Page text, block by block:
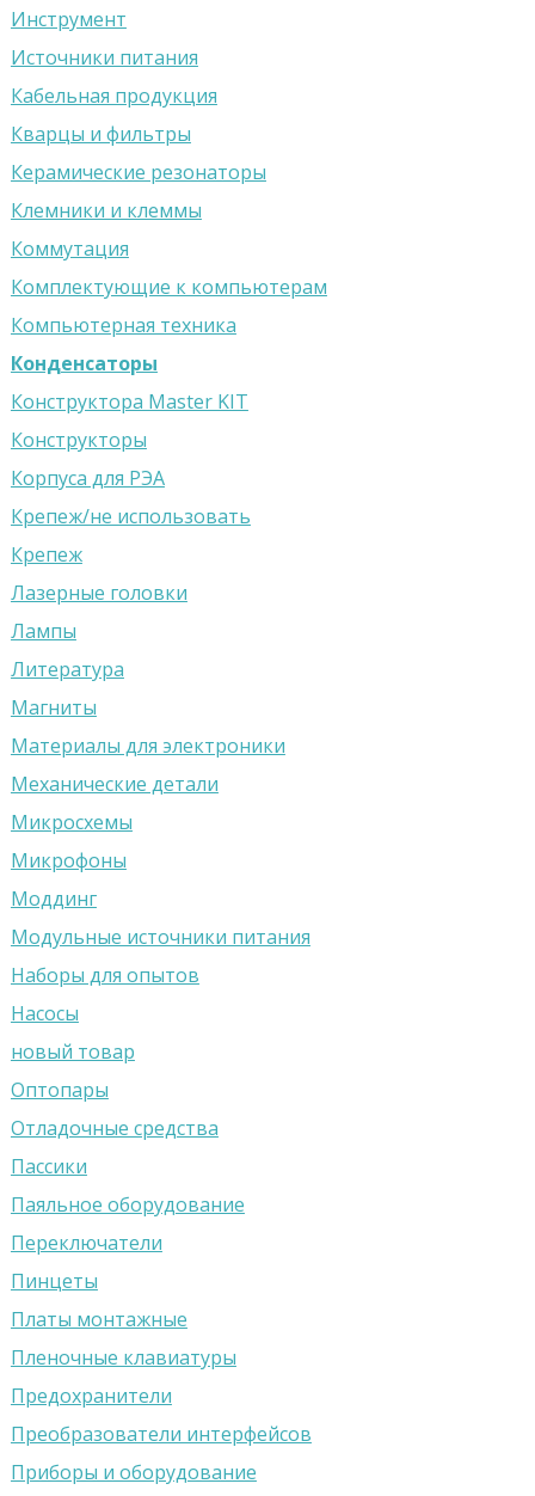
Инструмент
Источники питания
Кабельная продукция
Кварцы и фильтры
Керамические резонаторы
Клемники и клеммы
Коммутация
Комплектующие к компьютерам
Компьютерная техника
Конденсаторы
Конструктора Master KIT
Конструкторы
Корпуса для РЭА
Крепeж/не использовать
Крепеж
Лазерные головки
Лампы
Литература
Магниты
Материалы для электроники
Механические детали
Микросхемы
Микрофоны
Моддинг
Модульные источники питания
Наборы для опытов
Насосы
новый товар
Оптопары
Отладочные средства
Пассики
Паяльное оборудование
Переключатели
Пинцеты
Платы монтажные
Пленочные клавиатуры
Предохранители
Преобразователи интерфейсов
Приборы и оборудование